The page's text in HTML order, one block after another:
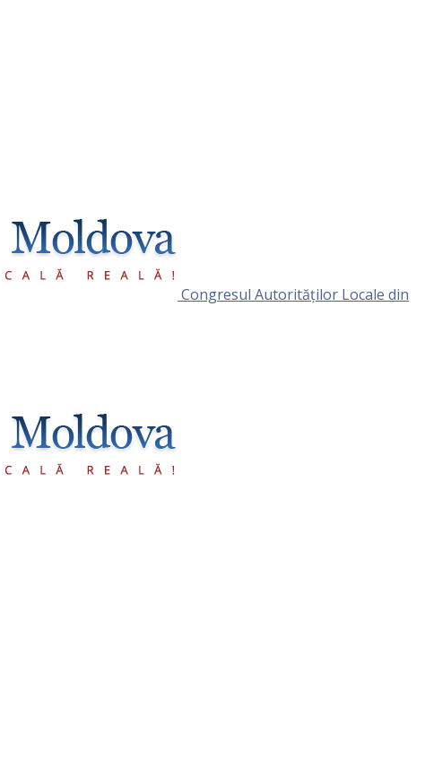
Congresul Autorităţilor Locale din